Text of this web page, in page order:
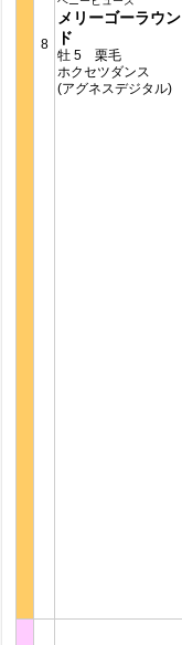
8
メリーゴーラウン
ド
牡 5 栗毛
ホクセツダンス
(アグネスデジタル)